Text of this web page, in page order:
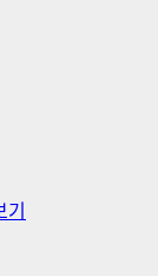
기